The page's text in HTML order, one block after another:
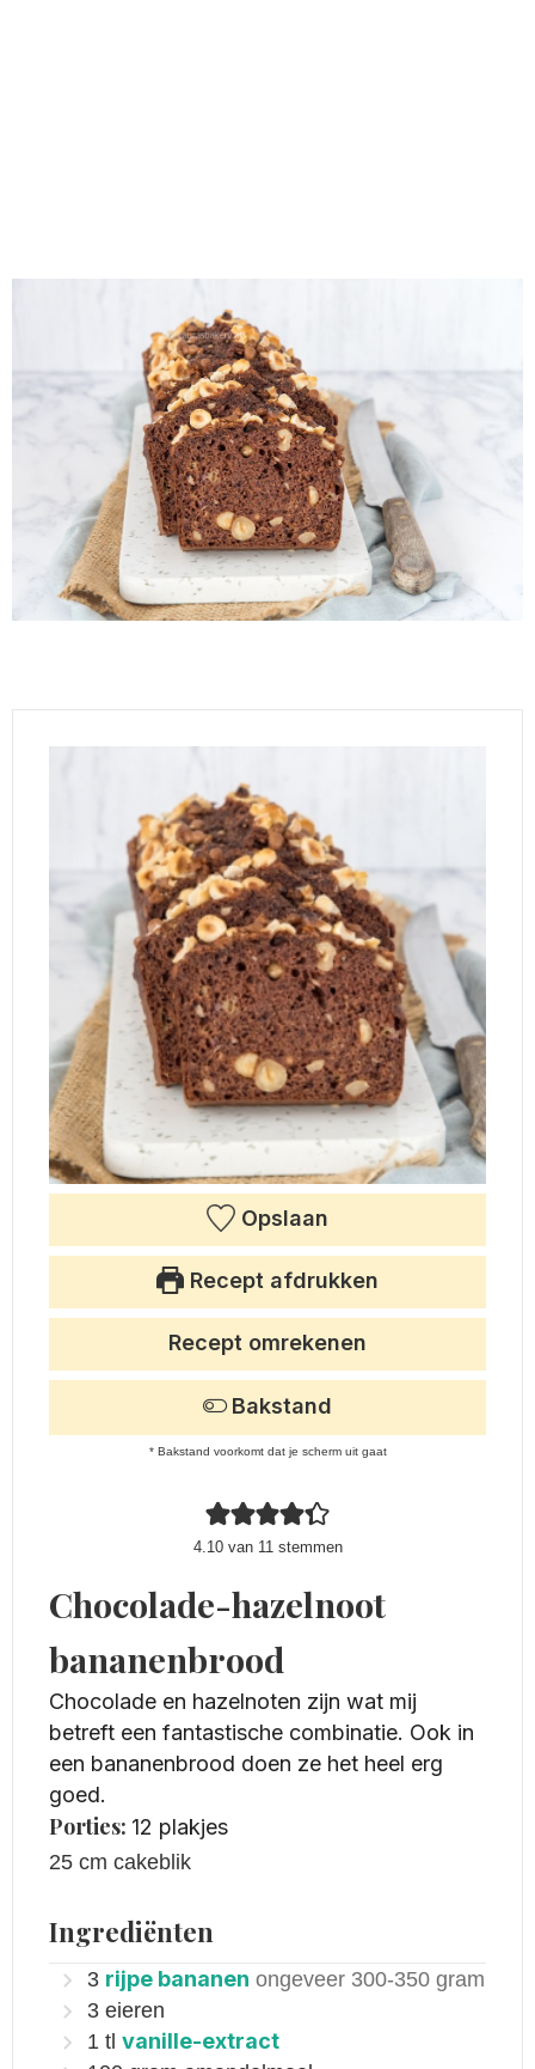
Opslaan
Recept afdrukken
4.10van 11 stemmen
Recept omrekenen
Bakstand
* Bakstand voorkomt dat je scherm uit gaat
Chocolade-hazelnoot
bananenbrood
Chocolade en hazelnoten zijn wat mij
betreft een fantastische combinatie. Ook in
een bananenbrood doen ze het heel erg
goed.
Porties: 12 plakjes
25 cm cakeblik
Ingrediënten
3 rijpe bananen ongeveer 300-350 gram
3 eieren
1 tl vanille-extract